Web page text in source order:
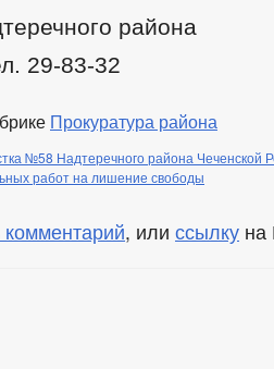
района
29-83-32
Прокуратура района
№58 Надтеречного района Чеченской
работ на лишение свободы
комментарий, или ссылку на